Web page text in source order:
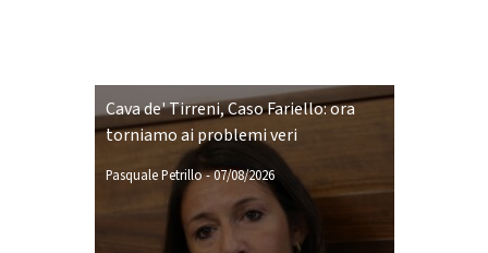
Cava de' Tirreni, Caso Fariello: ora
torniamo ai problemi veri
Pasquale Petrillo-07/08/2026